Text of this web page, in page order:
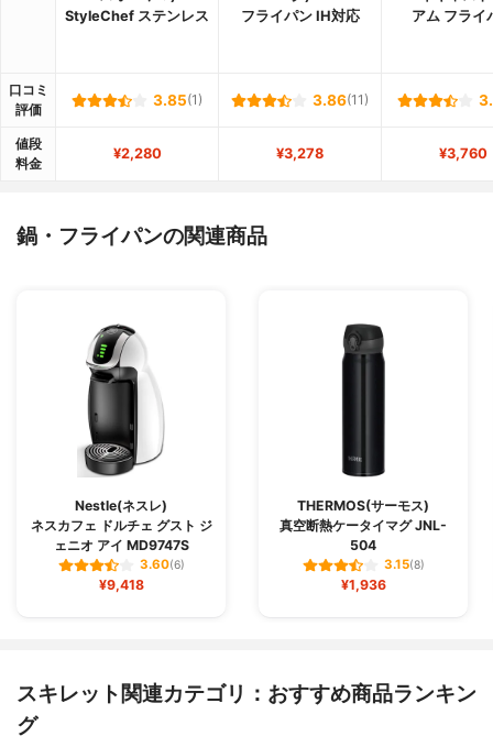
StyleChef ステンレス
フライパン IH対応
アム フライ
口コミ
評価
3.85(1) 3.86(11)
値段
料金
¥2,280 ¥3,278 ¥3,760
鍋・フライパンの関連商品
Nestle(ネスレ)
ネスカフェ ドルチェ グスト ジ
ェニオ アイ MD9747S
3.60(6)
¥9,418
THERMOS(サーモス)
真空断熱ケータイマグ JNL-
504
3.15(8)
¥1,936
スキレット関連カテゴリ：おすすめ商品ランキン
グ